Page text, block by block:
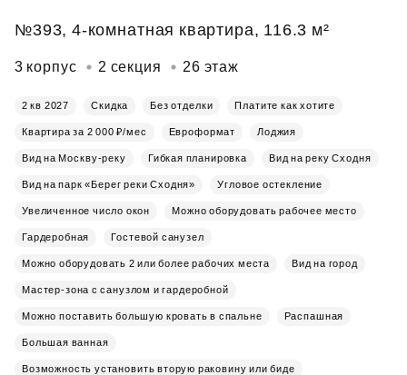
№393, 4-комнатная квартира, 116.3 м²
3 корпус 2 секция 26 этаж
2 кв 2027 Скидка Без отделки Платите как хотите
Квартира за 2 000 ₽/мес Евроформат Лоджия
Вид на Москву-реку Гибкая планировка Вид на реку Сходня
Вид на парк «Берег реки Сходня» Угловое остекление
Увеличенное число окон Можно оборудовать рабочее место
Гардеробная Гостевой санузел
Можно оборудовать 2 или более рабочих места Вид на город
Мастер-зона с санузлом и гардеробной
Можно поставить большую кровать в спальне Распашная
Большая ванная
Возможность установить вторую раковину или биде